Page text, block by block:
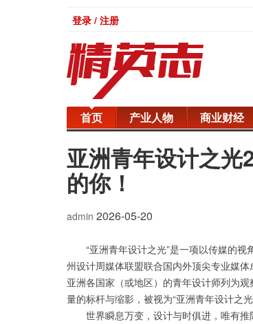
登录 / 注册
首页 产业人物 商业财经
亚洲青年设计之光
的你！
admin 2026-05-20
“亚洲青年设计之光”是一项以传媒的
州设计周媒体联盟联合国内外顶尖专业媒
亚洲各国家（或地区）的青年设计师列为
量的标杆与缩影，被视为“亚洲青年设计之光
世界瞬息万变，设计与时俱进，唯有